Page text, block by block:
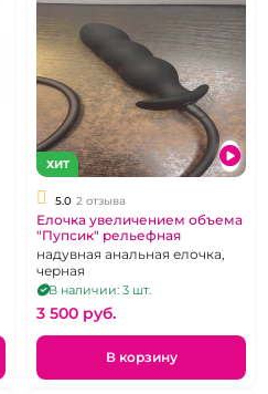
ХИТ
5.0 2 отзыва
Елочка увеличением объема
"Пупсик" рельефная
надувная анальная елочка,
черная
В наличии: 3 шт.
3 500 pуб.
В корзину